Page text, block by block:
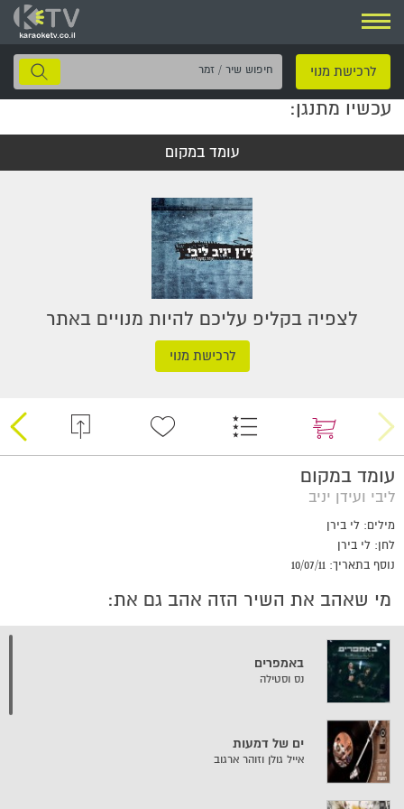
ניווט
לרכישת מנוי
חיפוש
שיר
עכשיו מתנגן:
עומד במקום
לצפיה בקליפ עליכם להיות מנויים באתר
לרכישת מנוי
עומד במקום
ליבי ועידן יניב
מילים: לי בירן
לחן: לי בירן
נוסף בתאריך: 10/07/11
מי שאהב את השיר הזה אהב גם את:
באמפרים
נס וסטילה
ים של דמעות
אייל גולן וזוהר ארגוב